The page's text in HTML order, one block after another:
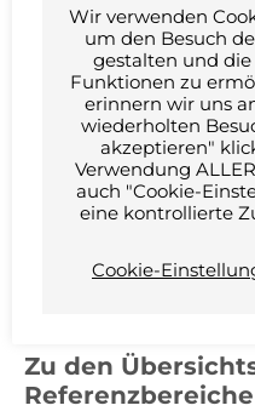
Architektur
wassung bader architekten
Kaltenberg 2
88069 Tettnang
Bildrechte © wassung bader
Zu den
Referenzbereiche
Wir verwenden
um den Besuch
gestalten und
Funktionen zu
erinnern wir uns
wiederholten
akzeptieren"
Verwendung
auch "Cookie-
eine kontrollierte
Cookie-